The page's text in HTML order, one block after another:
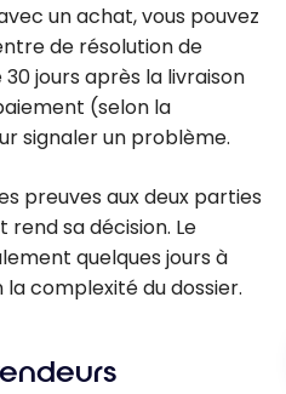
un achat, vous pouvez
de résolution de
30 jours après la livraison
(selon la
signaler un problème.
preuves aux deux parties
sa décision. Le
quelques jours à
complexité du dossier.